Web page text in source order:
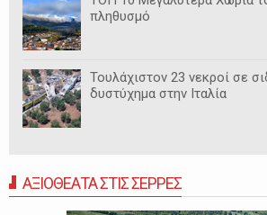
πληθυσμό
Τουλάχιστον 23 νεκροί σε
δυστύχημα στην Ιταλία
ΑΞΙΟΘΕΑΤΑ ΣΤΙΣ ΣΕΡΡΕΣ